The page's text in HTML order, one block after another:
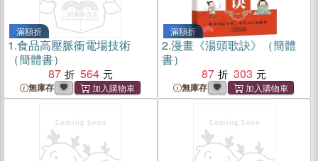
滿額折
1.食品高壓脈衝電場技術
（簡體書）
87
564
無庫存
滿額折
2.漫畫《湯頭歌訣》（簡體
書）
87
303
無庫存